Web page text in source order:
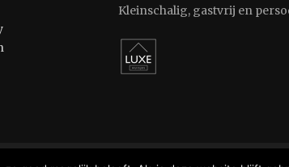
Kleinschalig, gastvrij en